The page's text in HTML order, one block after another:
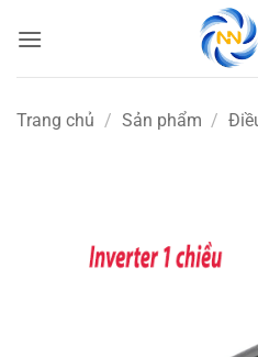
qua
Trang chủ / Sản phẩm /